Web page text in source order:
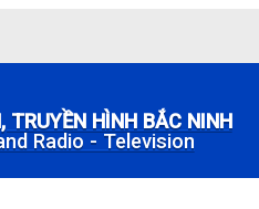
HÌNH BẮC NINH
Radio - Television